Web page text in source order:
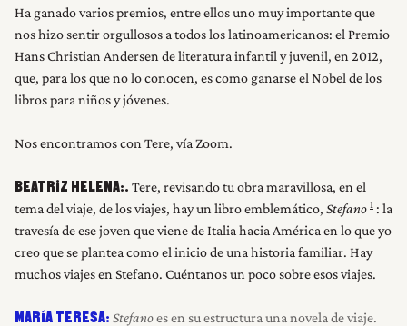
Ha ganado varios premios, entre ellos uno muy importante que
nos hizo sentir orgullosos a todos los latinoamericanos: el Premio
Hans Christian Andersen de literatura infantil y juvenil, en 2012,
que, para los que no lo conocen, es como ganarse el Nobel de los
libros para niños y jóvenes.
Nos encontramos con Tere, vía Zoom.
BEATRIZ HELENA:. Tere, revisando tu obra maravillosa, en el
tema del viaje, de los viajes, hay un libro emblemático, Stefano 1 : la
travesía de ese joven que viene de Italia hacia América en lo que yo
creo que se plantea como el inicio de una historia familiar. Hay
muchos viajes en Stefano. Cuéntanos un poco sobre esos viajes.
MARÍA TERESA: Stefanoes en su estructura una novela de viaje.